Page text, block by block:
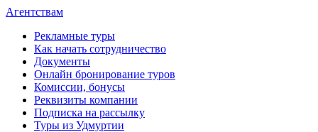
Агентствам
Рекламные туры
Как начать сотрудничество
Документы
Онлайн бронирование туров
Комиссии, бонусы
Реквизиты компании
Подписка на рассылку
Туры из Удмуртии